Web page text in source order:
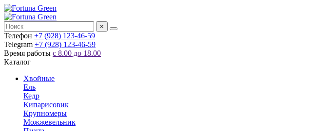
×
Телефон +7 (928) 123-46-59
Telegram +7 (928) 123-46-59
Время работы с 8.00 до 18.00
Каталог
Хвойные
Ель
Кедр
Кипарисовик
Крупномеры
Можжевельник